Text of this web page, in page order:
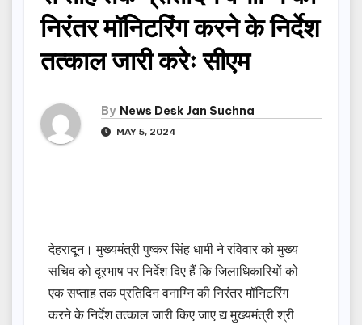
निरंतर मॉनिटरिंग करने के निर्देश
तत्काल जारी करेः सीएम
By News Desk Jan Suchna
MAY 5, 2024
देहरादून। मुख्यमंत्री पुष्कर सिंह धामी ने रविवार को मुख्य
सचिव को दूरभाष पर निर्देश दिए हैं कि जिलाधिकारियों को
एक सप्ताह तक प्रतिदिन वनाग्नि की निरंतर मॉनिटरिंग
करने के निर्देश तत्काल जारी किए जाए द्य मुख्यमंत्री श्री